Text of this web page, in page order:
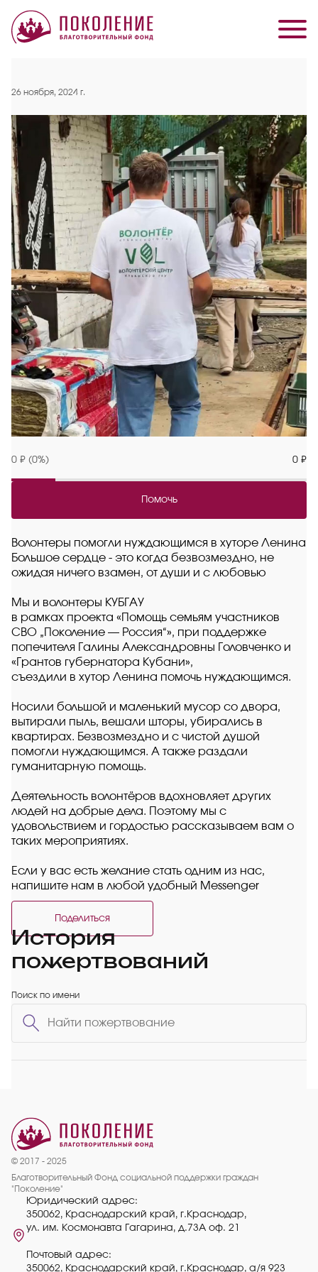
26 ноября, 2024 г.
0 ₽ (0%) 0 ₽
Помочь
Волонтеры помогли нуждающимся в хуторе Ленина
Большое сердце - это когда безвозмездно, не
ожидая ничего взамен, от души и с любовью
Мы и волонтеры КУБГАУ
в рамках проекта «Помощь семьям участников
СВО „Поколение — Россия“», при поддержке
попечителя Галины Александровны Головченко и
«Грантов губернатора Кубани»,
съездили в хутор Ленина помочь нуждающимся.
Носили большой и маленький мусор со двора,
вытирали пыль, вешали шторы, убирались в
квартирах. Безвозмездно и с чистой душой
помогли нуждающимся. А также раздали
гуманитарную помощь.
Деятельность волонтёров вдохновляет других
людей на добрые дела. Поэтому мы с
удовольствием и гордостью рассказываем вам о
таких мероприятиях.
Если у вас есть желание стать одним из нас,
напишите нам в любой удобный Messenger
Поделиться
История
пожертвований
Поиск по имени
© 2017 - 2025
Благотворительный Фонд социальной поддержки граждан
"Поколение"
Юридический адрес:
350062, Краснодарский край, г.Краснодар,
ул. им. Космонавта Гагарина, д.73А оф. 21
Почтовый адрес:
350062, Краснодарский край, г.Краснодар, а/я 923